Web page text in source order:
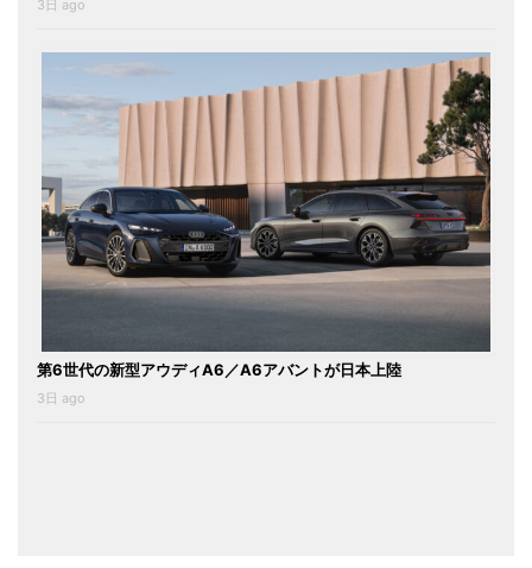
3日 ago
第6世代の新型アウディA6／A6アバントが日本上陸
3日 ago